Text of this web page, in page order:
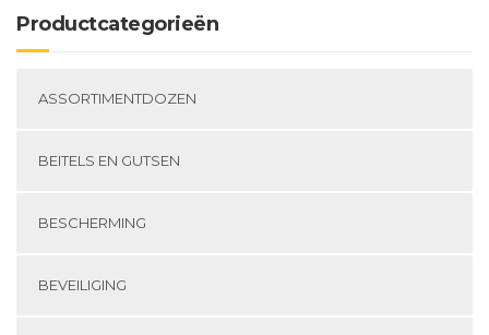
Productcategorieën
ASSORTIMENTDOZEN
BEITELS EN GUTSEN
BESCHERMING
BEVEILIGING